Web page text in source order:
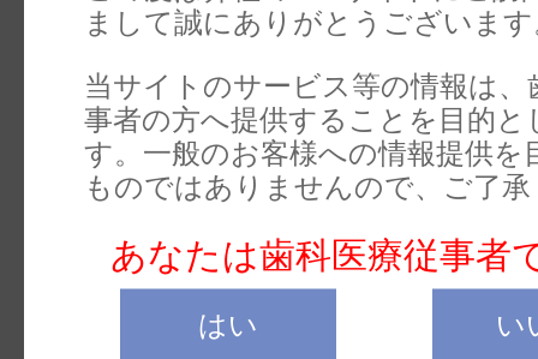
まして誠にありがとうございま
当サイトのサービス等の情報は、
事者の方へ提供することを目的と
す。一般のお客様への情報提供を
ものではありませんので、ご了
あなたは歯科医療従事者
はい い
日(水)までとさせていただき
定員に達した場合、または都
より早く締切ることがござい
ください。
ルは弊社までご連絡下さい。
催分】9月14日(月)の16時まで